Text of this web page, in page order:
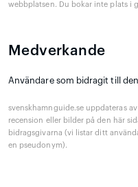
webbplatsen. Du bokar inte plats i
Medverkande
Användare som bidragit till
svenskhamnguide.se uppdateras
recension eller bilder på den här
bidragsgivarna (vi listar ditt
en pseudonym).